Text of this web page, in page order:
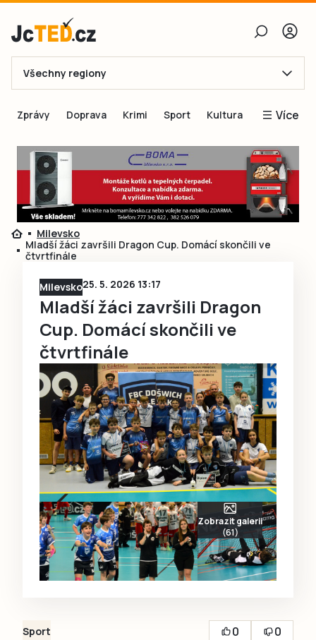
E-mail
Obnovit heslo
Přihlásit se
Všechny regiony
Zprávy Doprava Krimi Sport Kultura Více
Blogy
Inspirace
Čtenáři píší
Speciální přílohy
Milevsko
Mladší žáci završili Dragon Cup. Domácí skončili ve
čtvrtfinále
Milevsko25. 5. 2026 13:17
Mladší žáci završili Dragon
Cup. Domácí skončili ve
čtvrtfinále
Zobrazit galerii
(61)
Sport 0
0